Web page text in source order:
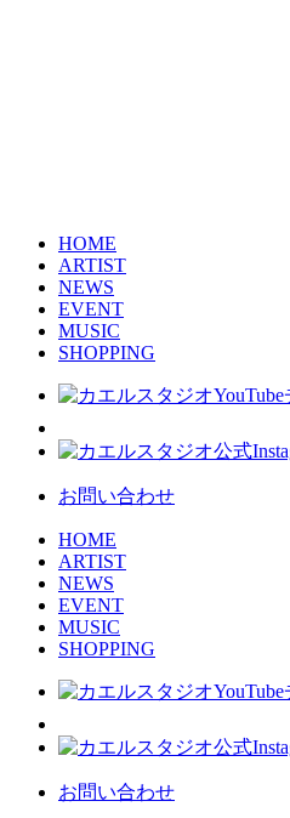
HOME
ARTIST
NEWS
EVENT
MUSIC
SHOPPING
お問い合わせ
HOME
ARTIST
NEWS
EVENT
MUSIC
SHOPPING
お問い合わせ